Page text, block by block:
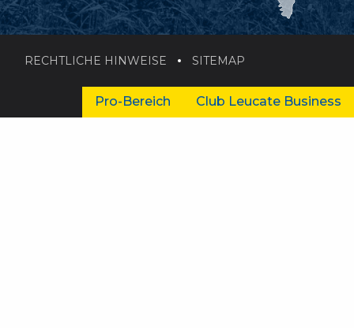
RECHTLICHE HINWEISE SITEMAP
Pro-Bereich Club Leucate Business